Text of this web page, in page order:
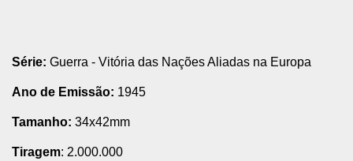
Série: Guerra - Vitória das Nações Aliadas na Europa
Ano de Emissão: 1945
Tamanho: 34x42mm
Tiragem: 2.000.000